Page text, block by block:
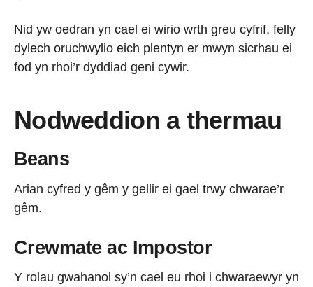
Nid yw oedran yn cael ei wirio wrth greu cyfrif, felly
dylech oruchwylio eich plentyn er mwyn sicrhau ei
fod yn rhoi’r dyddiad geni cywir.
Nodweddion a thermau
Beans
Arian cyfred y gêm y gellir ei gael trwy chwarae’r
gêm.
Crewmate ac Impostor
Y rolau gwahanol sy’n cael eu rhoi i chwaraewyr yn